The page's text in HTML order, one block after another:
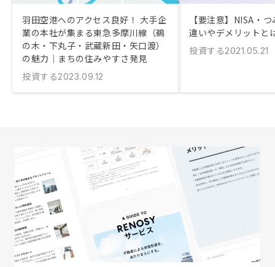
羽田空港へのアクセス良好！ 大手企
業の本社が集まる東急多摩川線（鵜
の木・下丸子・武蔵新田・矢口渡）
の魅力｜まちの住みやすさ発見
投資する2023.09.12
【要注意】NISA・
違いやデメリットと
投資する2021.05.21